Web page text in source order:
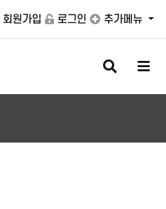
회원가입 로그인 추가메뉴
검
색
버
메
버